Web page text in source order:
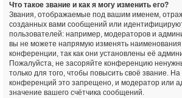
Что такое звание и как я могу изменить его?
Звания, отображаемые под вашим именем,
созданных вами сообщений или
пользователей: например, модераторов и
вы не можете напрямую изменять наименования
конференции, так как они установлены её
Пожалуйста, не засоряйте конференцию
только для того, чтобы повысить своё звание.
конференций это запрещено, и модератор или
значение вашего счётчика сообщений.